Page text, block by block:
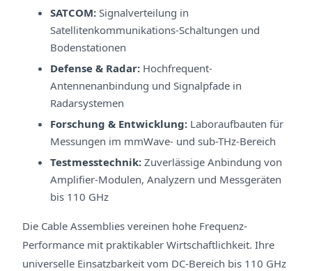
SATCOM: Signalverteilung in
Satellitenkommunikations-Schaltungen und
Bodenstationen
Defense & Radar: Hochfrequent-
Antennenanbindung und Signalpfade in
Radarsystemen
Forschung & Entwicklung: Laboraufbauten für
Messungen im mmWave- und sub-THz-Bereich
Testmesstechnik: Zuverlässige Anbindung von
Amplifier-Modulen, Analyzern und Messgeräten
bis 110 GHz
Die Cable Assemblies vereinen hohe Frequenz-
Performance mit praktikabler Wirtschaftlichkeit. Ihre
universelle Einsatzbarkeit vom DC-Bereich bis 110 GHz